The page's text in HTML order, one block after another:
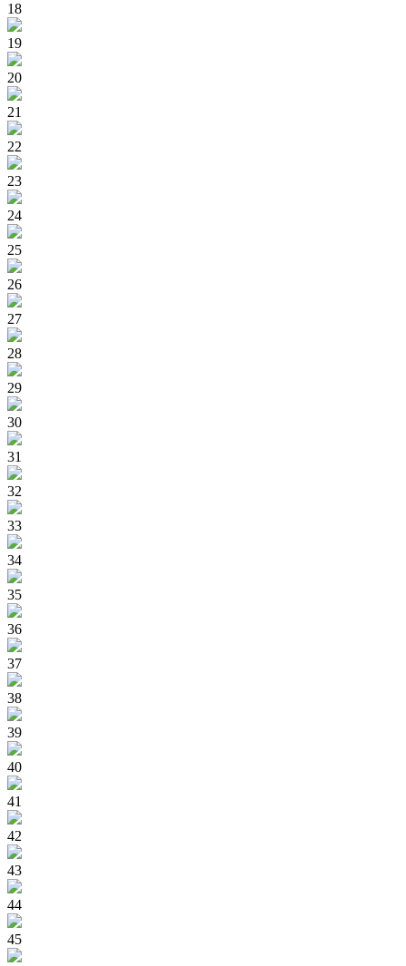
18
19
20
21
22
23
24
25
26
27
28
29
30
31
32
33
34
35
36
37
38
39
40
41
42
43
44
45